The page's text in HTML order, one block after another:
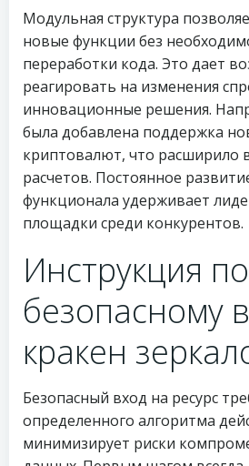
Модульная структура
новые функции без
переработки кода. Это дает
реагировать на изменения
инновационные решения.
была добавлена поддержка
криптовалют, что расширило
расчетов. Постоянное
функционала удерживает
площадки среди конкурентов.
Инструкция по
безопасному
кракен
Безопасный вход на ресурс
определенного алгоритма
минимизирует риски